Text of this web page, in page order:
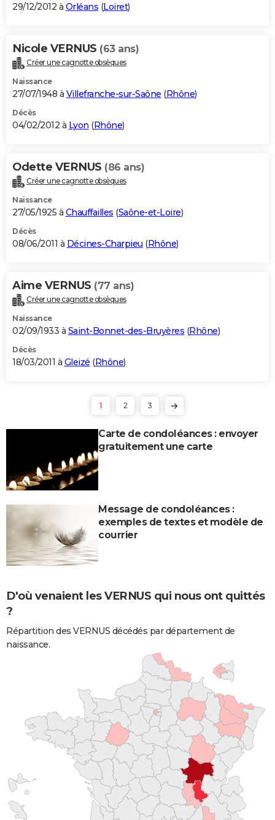
29/12/2012 à Orléans (Loiret)
Nicole VERNUS (63 ans)
Créer une cagnotte obsèques
Naissance
27/07/1948 à Villefranche-sur-Saône (Rhône)
Décès
04/02/2012 à Lyon (Rhône)
Odette VERNUS (86 ans)
Créer une cagnotte obsèques
Naissance
27/05/1925 à Chauffailles (Saône-et-Loire)
Décès
08/06/2011 à Décines-Charpieu (Rhône)
Aime VERNUS (77 ans)
Créer une cagnotte obsèques
Naissance
02/09/1933 à Saint-Bonnet-des-Bruyères (Rhône)
Décès
18/03/2011 à Gleizé (Rhône)
1 2 3
Carte de condoléances : envoyer
gratuitement une carte
Message de condoléances :
exemples de textes et modèle de
courrier
D'où venaient les VERNUS qui nous ont quittés
?
Répartition des VERNUS décédés par département de
naissance.